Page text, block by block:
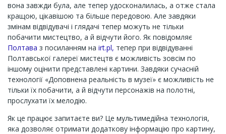
вона завжди була, але тепер удосконалилась, а отже стала
кращою, цікавішою та більше передовою. Але завдяки
змінам відвідувачі і глядачі тепер можуть не тільки
побачити мистецтво, а й відчути його. Як повідомляє
Полтава з посиланням на irt.pl, тепер при відвідуванні
Полтавської галереї мистецтв є можливість зовсім по
іншому оцінити представлені картини. Завдяки сучасній
технології «Доповнена реальність в музеї» є можливість не
тільки їх побачити, а й відчути персонажів на полотні,
прослухати їх мелодію.
Як це працює запитаєте ви? Це мультимедійна технологія,
яка дозволяє отримати додаткову інформацію про картину,